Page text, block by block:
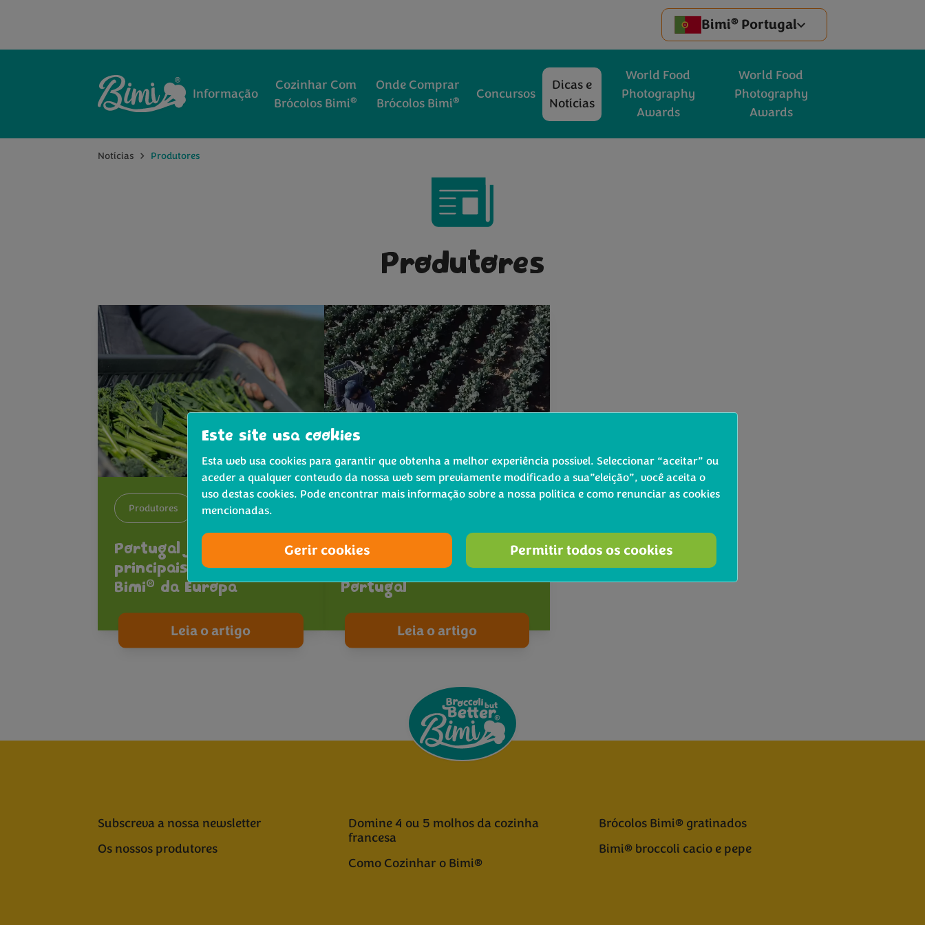
Bimi® Portugal
Informação
Cozinhar Com
Brócolos Bimi®
Onde Comprar
Brócolos Bimi® Concursos
Dicas e
Notícias
World Food
Photography
Awards
World Food
Photography
Awards
Notícias Produtores
Produtores
Produtores
Portugal já é um dos
principais produtores de
Bimi® da Europa
Leia o artigo
Bimi
comestível produzido em
Portugal
Leia o artigo
Este site usa cookies
Esta web usa cookies para garantir que obtenha a melhor experiência possível. Seleccionar “aceitar” ou
aceder a qualquer conteudo da nossa web sem previamente modificado a sua”eleição”, você aceita o
uso destas cookies. Pode encontrar mais informação sobre a nossa política e como renunciar as cookies
mencionadas.
Gerir cookies Permitir todos os cookies
Subscreva a nossa newsletter
Os nossos produtores
Domine 4 ou 5 molhos da cozinha
francesa
Como Cozinhar o Bimi®
Brócolos Bimi® gratinados
Bimi® broccoli cacio e pepe